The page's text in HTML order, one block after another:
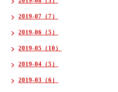
2019-07（7）
2019-06（5）
2019-05（10）
2019-04（5）
2019-03（6）